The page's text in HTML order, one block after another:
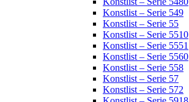
Konstlist – Serie 549
Konstlist – Serie 55
Konstlist – Serie 5510
Konstlist – Serie 5551
Konstlist – Serie 5560
Konstlist – Serie 558
Konstlist – Serie 57
Konstlist – Serie 572